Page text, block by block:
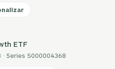
ETF
· Series S000004368